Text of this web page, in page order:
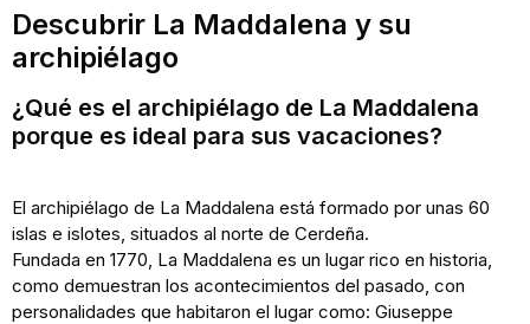
Descubrir La Maddalena y su
archipiélago
¿Qué es el archipiélago de La Maddalena
porque es ideal para sus vacaciones?
El archipiélago de La Maddalena está formado por unas 60
islas e islotes, situados al norte de Cerdeña.
Fundada en 1770, La Maddalena es un lugar rico en historia,
como demuestran los acontecimientos del pasado, con
personalidades que habitaron el lugar como: Giuseppe